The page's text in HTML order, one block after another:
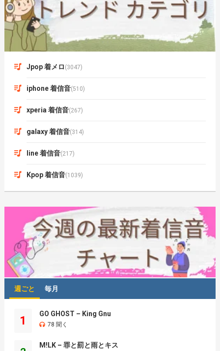
Jpop 着メロ (3047)
iphone 着信音(510)
xperia 着信音(267)
galaxy 着信音(314)
line 着信音(217)
Kpop 着信音(1039)
週ごと 毎月
1
GO GHOST – King Gnu
78 聞く
M!LK – 罪と罰と雨とキス